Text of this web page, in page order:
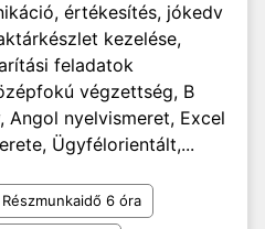
értékesítés, jókedv
kezelése,
feladatok
végzettség, B
Angol nyelvismeret, Excel
Ügyfélorientált,...
Részmunkaidő 6 óra